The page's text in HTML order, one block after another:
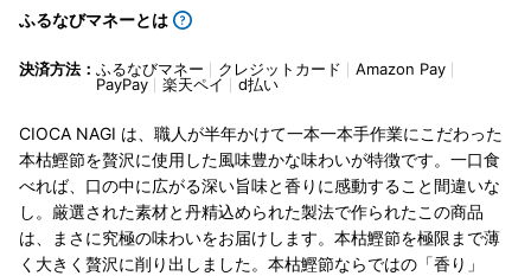
ふるなびマネーとは
決済方法： ふるなびマネー クレジットカード
Amazon Pay
PayPay
楽天ペイ d払い
CIOCA NAGI は、職人が半年かけて一本一本手作業にこだわった
本枯鰹節を贅沢に使用した風味豊かな味わいが特徴です。一口食
べれば、口の中に広がる深い旨味と香りに感動すること間違いな
し。厳選された素材と丹精込められた製法で作られたこの商品
は、まさに究極の味わいをお届けします。本枯鰹節を極限まで薄
く大きく贅沢に削り出しました。本枯鰹節ならではの「香り」